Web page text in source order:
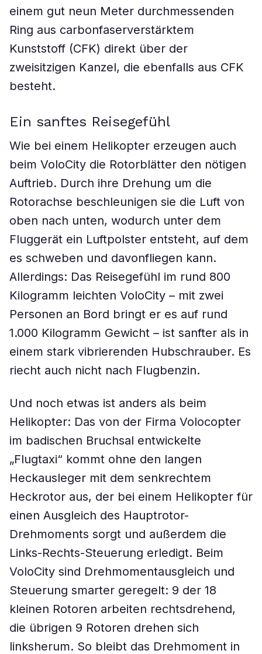
einem gut neun Meter durchmessenden
Ring aus carbonfaserverstärktem
Kunststoff (CFK) direkt über der
zweisitzigen Kanzel, die ebenfalls aus CFK
besteht.
Ein sanftes Reisegefühl
Wie bei einem Helikopter erzeugen auch
beim VoloCity die Rotorblätter den nötigen
Auftrieb. Durch ihre Drehung um die
Rotorachse beschleunigen sie die Luft von
oben nach unten, wodurch unter dem
Fluggerät ein Luftpolster entsteht, auf dem
es schweben und davonfliegen kann.
Allerdings: Das Reisegefühl im rund 800
Kilogramm leichten VoloCity – mit zwei
Personen an Bord bringt er es auf rund
1.000 Kilogramm Gewicht – ist sanfter als in
einem stark vibrierenden Hubschrauber. Es
riecht auch nicht nach Flugbenzin.
Und noch etwas ist anders als beim
Helikopter: Das von der Firma Volocopter
im badischen Bruchsal entwickelte
„Flugtaxi“ kommt ohne den langen
Heckausleger mit dem senkrechtem
Heckrotor aus, der bei einem Helikopter für
einen Ausgleich des Hauptrotor-
Drehmoments sorgt und außerdem die
Links-Rechts-Steuerung erledigt. Beim
VoloCity sind Drehmomentausgleich und
Steuerung smarter geregelt: 9 der 18
kleinen Rotoren arbeiten rechtsdrehend,
die übrigen 9 Rotoren drehen sich
linksherum. So bleibt das Drehmoment in